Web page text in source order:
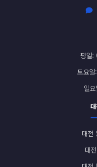
평일
토요
일
대전
대